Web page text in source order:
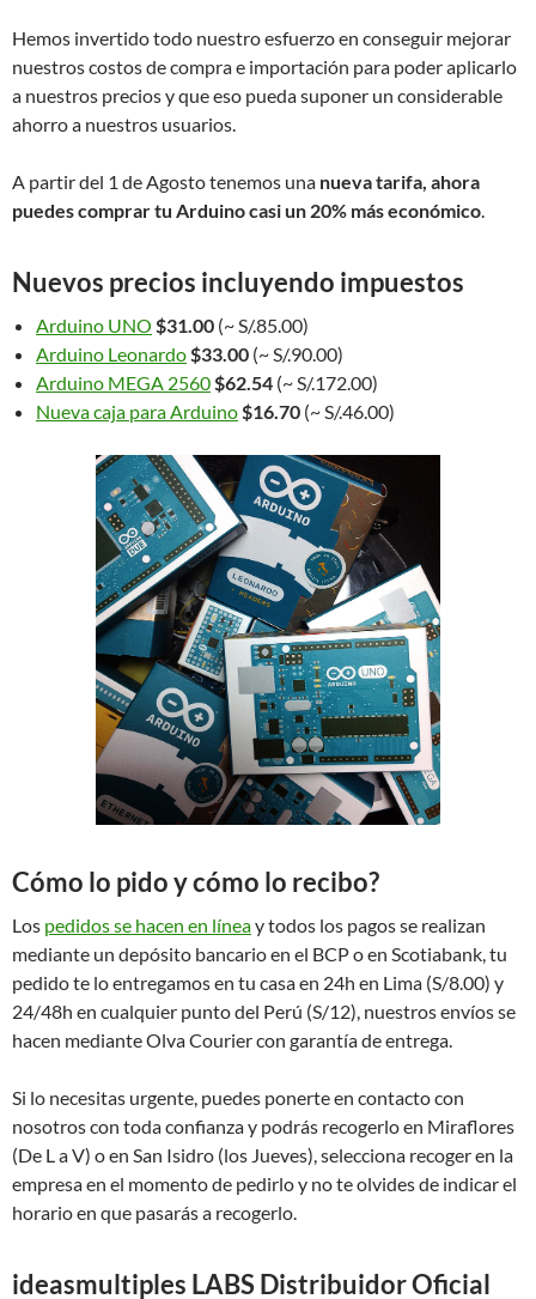
Hemos invertido todo nuestro esfuerzo en conseguir mejorar
nuestros costos de compra e importación para poder aplicarlo
a nuestros precios y que eso pueda suponer un considerable
ahorro a nuestros usuarios.
A partir del 1 de Agosto tenemos una nueva tarifa, ahora
puedes comprar tu Arduino casi un 20% más económico.
Nuevos precios incluyendo impuestos
Arduino UNO $31.00 (~ S/.85.00)
Arduino Leonardo$33.00 (~ S/.90.00)
Arduino MEGA 2560$62.54 (~ S/.172.00)
Nueva caja para Arduino$16.70 (~ S/.46.00)
Cómo lo pido y cómo lo recibo?
Los pedidos se hacen en líneay todos los pagos se realizan
mediante un depósito bancario en el BCP o en Scotiabank, tu
pedido te lo entregamos en tu casa en 24h en Lima (S/8.00) y
24/48h en cualquier punto del Perú (S/12), nuestros envíos se
hacen mediante Olva Courier con garantía de entrega.
Si lo necesitas urgente, puedes ponerte en contacto con
nosotros con toda confianza y podrás recogerlo en Miraflores
(De L a V) o en San Isidro (los Jueves), selecciona recoger en la
empresa en el momento de pedirlo y no te olvides de indicar el
horario en que pasarás a recogerlo.
ideasmultiples LABS Distribuidor Oficial